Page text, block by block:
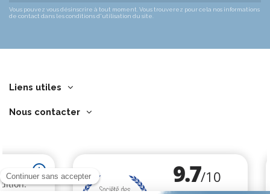
Vous pouvez vous désinscrire à tout moment. Vous trouverez pour cela nos informations
de contact dans les conditions d'utilisation du site.
Liens utiles
Nous contacter